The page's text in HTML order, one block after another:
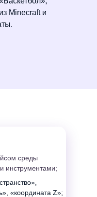
Minecraft и
среды
инструментами;
пространство», «3D-
«координата Z»;
«координата Z»;